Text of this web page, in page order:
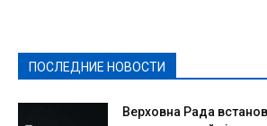
ПОСЛЕДНИЕ НОВОСТИ
Верховна Рада